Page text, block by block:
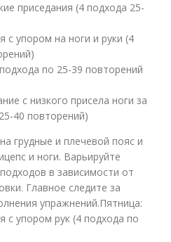
приседания (4 подхода 25-
упором на ноги и руки (4
по 25-39 повторений
с низкого присела ноги за
40 повторений)
грудные и плечевой пояс и
и ноги. Варьируйте
в зависимости от
Главное следите за
упражнений.Пятница:
с упором рук (4 подхода по